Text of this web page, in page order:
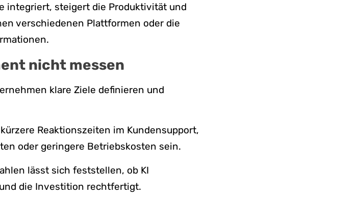
integriert, steigert die Produktivität und
verschiedenen Plattformen oder die
nicht messen
klare Ziele definieren und
Reaktionszeiten im Kundensupport,
oder geringere Betriebskosten sein.
lässt sich feststellen, ob KI
die Investition rechtfertigt.